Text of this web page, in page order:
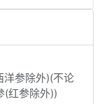
洋参除外)(不论
(红参除外))